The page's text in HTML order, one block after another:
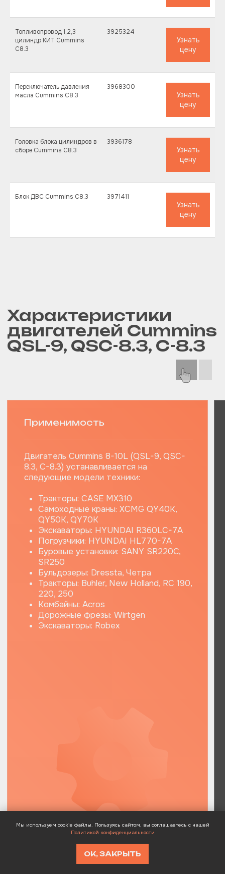
Мы используем cookie файлы. Пользуясь сайтом, вы соглашаетесь с нашей
Политикой конфиденциальности
ОК, ЗАКРЫТЬ
Топливопровод 1,2,3
цилиндр КИТ Cummins
C8.3
3925324
Узнать
цену
Переключатель давления
масла Cummins C8.3
3968300
Узнать
цену
Головка блока цилиндров в
сборе Cummins C8.3
3936178
Узнать
цену
Блок ДВС Cummins C8.3 3971411
Узнать
цену